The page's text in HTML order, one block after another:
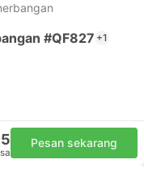
#QF827 +1
Pesan sekarang